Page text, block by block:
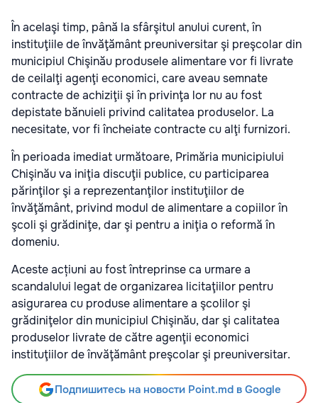
În acelaşi timp, până la sfârşitul anului curent, în
instituţiile de învăţământ preuniversitar şi preşcolar din
municipiul Chişinău produsele alimentare vor fi livrate
de ceilalţi agenţi economici, care aveau semnate
contracte de achiziţii şi în privinţa lor nu au fost
depistate bănuieli privind calitatea produselor. La
necesitate, vor fi încheiate contracte cu alţi furnizori.
În perioada imediat următoare, Primăria municipiului
Chişinău va iniţia discuţii publice, cu participarea
părinţilor şi a reprezentanţilor instituţiilor de
învăţământ, privind modul de alimentare a copiilor în
şcoli şi grădiniţe, dar şi pentru a iniţia o reformă în
domeniu.
Aceste acțiuni au fost întreprinse ca urmare a
scandalului legat de organizarea licitaţiilor pentru
asigurarea cu produse alimentare a şcolilor şi
grădiniţelor din municipiul Chişinău, dar şi calitatea
produselor livrate de către agenţii economici
instituţiilor de învăţământ preşcolar şi preuniversitar.
Подпишитесь на новости Point.md в Google